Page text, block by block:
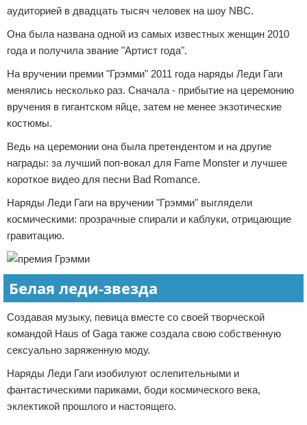
аудиторией в двадцать тысяч человек на шоу NBC.
Она была названа одной из самых известных женщин 2010
года и получила звание "Артист года".
На вручении премии "Грэмми" 2011 года наряды Леди Гаги
менялись несколько раз. Сначала - прибытие на церемонию
вручения в гигантском яйце, затем не менее экзотические
костюмы.
Ведь на церемонии она была претендентом и на другие
награды: за лучший поп-вокал для Fame Monster и лучшее
короткое видео для песни Bad Romance.
Наряды Леди Гаги на вручении "Грэмми" выглядели
космическими: прозрачные спирали и каблуки, отрицающие
гравитацию.
Белая леди-звезда
Создавая музыку, певица вместе со своей творческой
командой Haus of Gaga также создала свою собственную
сексуально заряженную моду.
Наряды Леди Гаги изобилуют ослепительными и
фантастическими париками, боди космического века,
эклектикой прошлого и настоящего.